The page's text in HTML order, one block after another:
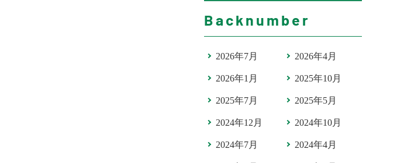
Backnumber
2026年7月 2026年4月
2026年1月 2025年10月
2025年7月 2025年5月
2024年12月 2024年10月
2024年7月 2024年4月